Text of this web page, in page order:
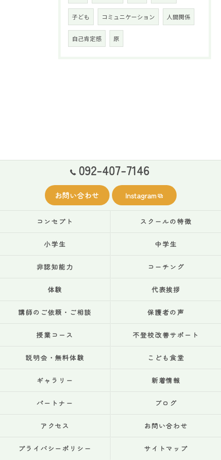
子ども コミュニケーション 人間関係
自己肯定感 原
092-407-7146
お問い合わせ Instagram
コンセプト スクールの特徴
小学生 中学生
非認知能力 コーチング
体験 代表挨拶
講師のご依頼・ご相談 保護者の声
授業コース 不登校改善サポート
説明会・無料体験 こども食堂
ギャラリー 新着情報
パートナー ブログ
アクセス お問い合わせ
プライバシーポリシー サイトマップ